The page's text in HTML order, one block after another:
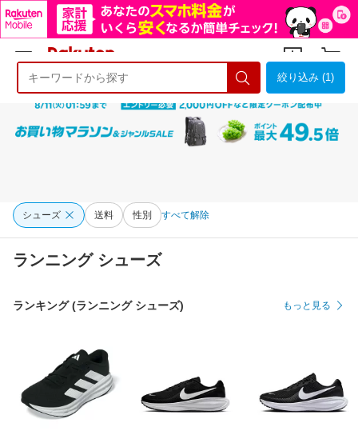
ようこそ 楽天市場へ ログイン
絞り込み (1)
シューズ 送料 性別 すべて解除
ランニング シューズ
ランキング (ランニング シューズ) もっと見る